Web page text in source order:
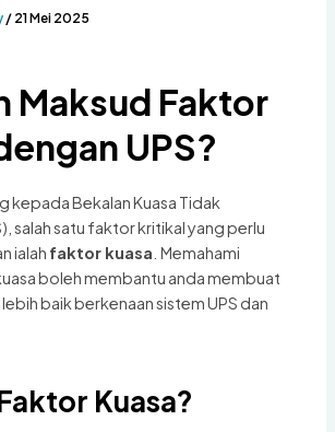
/ 21 Mei 2025
Maksud Faktor
UPS?
kepada Bekalan Kuasa Tidak
salah satu faktor kritikal yang perlu
ialah faktor kuasa . Memahami
boleh membantu anda membuat
baik berkenaan sistem UPS dan
Kuasa?